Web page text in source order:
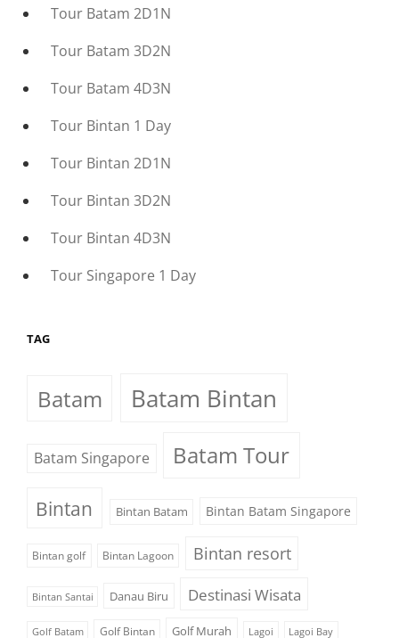
Tour Batam 2D1N
Tour Batam 3D2N
Tour Batam 4D3N
Tour Bintan 1 Day
Tour Bintan 2D1N
Tour Bintan 3D2N
Tour Bintan 4D3N
Tour Singapore 1 Day
TAG
Batam Batam Bintan
Batam Singapore Batam Tour
Bintan Bintan Batam Bintan Batam Singapore
Bintan golf Bintan Lagoon Bintan resort
Bintan Santai Danau Biru Destinasi Wisata
Golf Batam Golf Bintan Golf Murah Lagoi Lagoi Bay